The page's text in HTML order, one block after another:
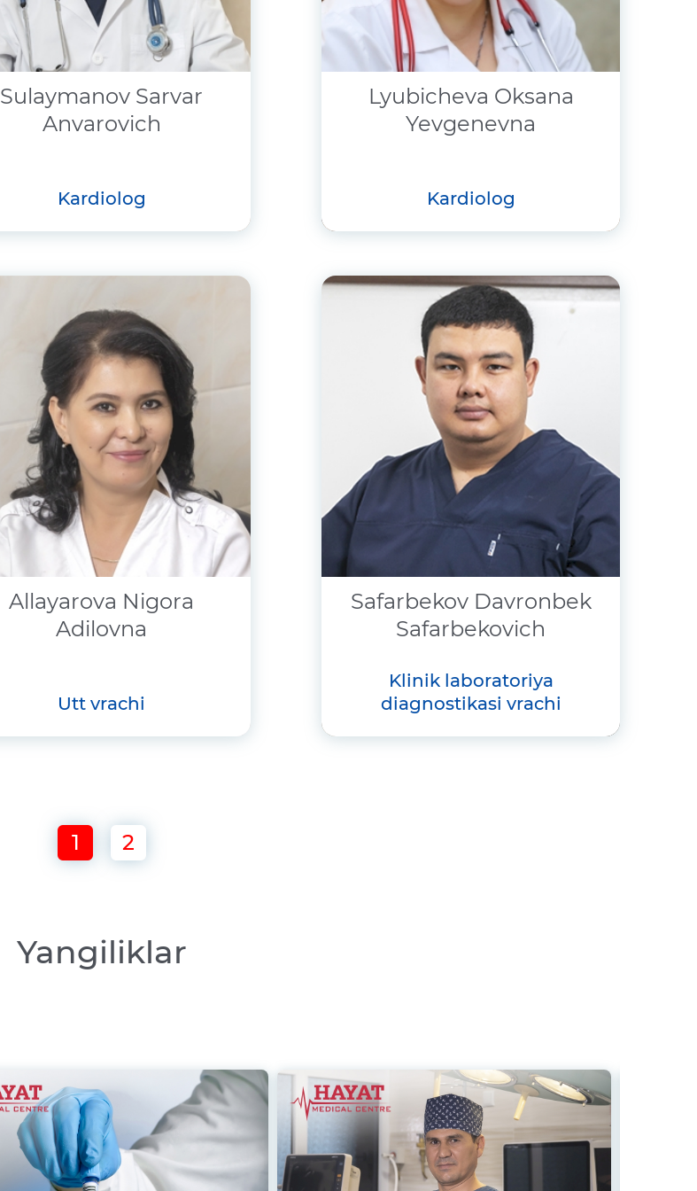
Sulaymanov Sarvar
Anvarovich
kardiolog
Lyubicheva Oksana
Yevgenevna
kardiolog
Allayarova Nigora
Adilovna
utt vrachi
Safarbekov Davronbek
Safarbekovich
klinik laboratoriya
diagnostikasi vrachi
1 2
Yangiliklar